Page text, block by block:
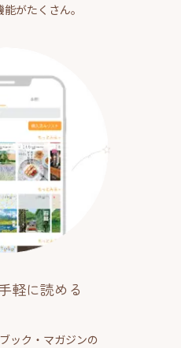
がたくさん。
軽に読める
ック・マガジンの